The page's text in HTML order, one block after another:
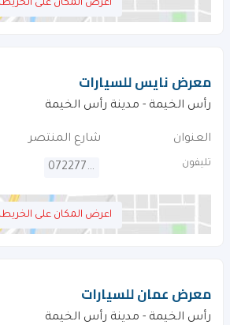
اعرض المكان على
معرض نايس للسيارات
رأس الخيمة - مدينة رأس الخيمة
العنوان شارع المنتصر
تليفون 072277388
اعرض المكان على
معرض عمان للسيارات
رأس الخيمة - مدينة رأس الخيمة